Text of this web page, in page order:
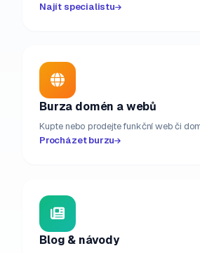
Najít specialistu
Burza domén a webů
Kupte nebo prodejte funkční web či
Procházet burzu
Blog & návody